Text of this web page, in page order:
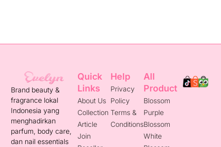
Brand beauty &
fragrance lokal
Indonesia yang
menghadirkan
parfum, body care,
dan nail essentials
Quick
Links
About Us
Collection
Article
Join
Help
Privacy
Policy
Terms &
Conditions
All
Product
Blossom
Purple
Blossom
White